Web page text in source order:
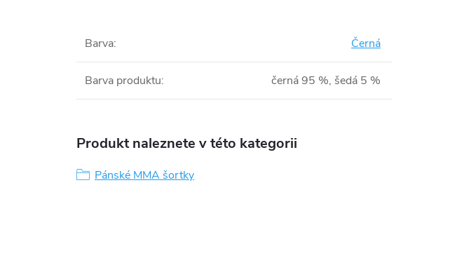
Barva: Černá
Barva produktu: černá 95 %, šedá 5 %
Produkt naleznete v této kategorii
Pánské MMA šortky